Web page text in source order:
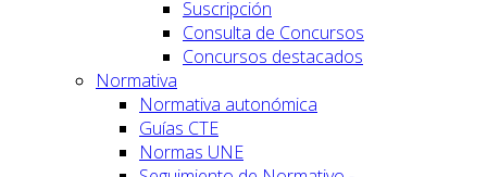
Suscripción
Consulta de Concursos
Concursos destacados
Normativa
Normativa autonómica
Guías CTE
Normas UNE